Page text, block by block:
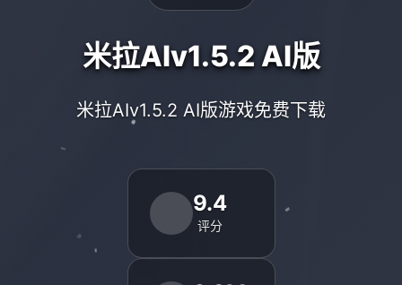
米拉AIv1.5.2 AI版
米拉AIv1.5.2 AI版游戏免费下载
9.4
评分